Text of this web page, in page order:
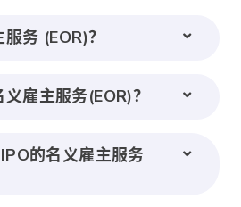
务 (EOR)？
雇主服务(EOR)？
的名义雇主服务